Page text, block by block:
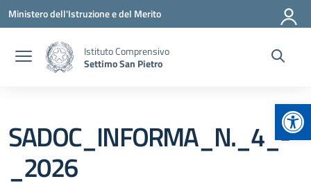
Vai ai contenuti
Vai al menu di navigazione
Vai al footer
Ministero dell'Istruzione e del Merito
Istituto Comprensivo
Settimo San Pietro
SADOC_INFORMA_N._4_-
_2026